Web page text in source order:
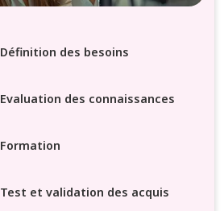
Définition des besoins
Evaluation des connaissances
Formation
Test et validation des acquis